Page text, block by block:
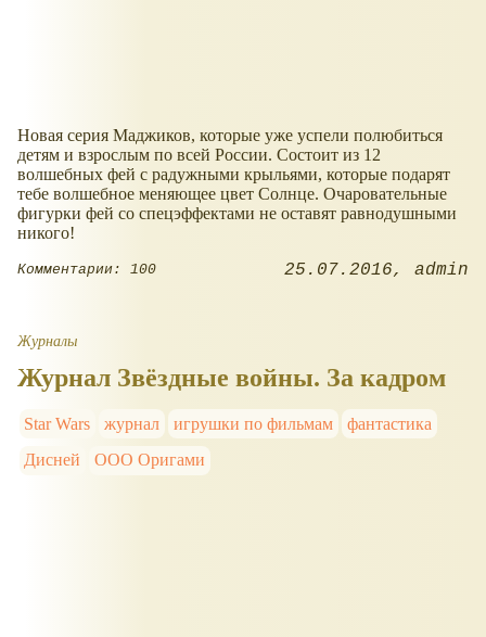
Новая серия Маджиков, которые уже успели полюбиться
детям и взрослым по всей России. Состоит из 12
волшебных фей с радужными крыльями, которые подарят
тебе волшебное меняющее цвет Солнце. Очаровательные
фигурки фей со спецэффектами не оставят равнодушными
никого!
Комментарии: 100 25.07.2016 admin
Журналы
Журнал Звёздные войны. За кадром
Star Wars журнал игрушки по фильмам
фантастика
Дисней
ООО Оригами